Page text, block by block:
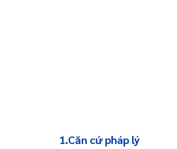
1.Căn cứ pháp lý